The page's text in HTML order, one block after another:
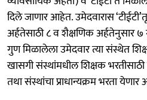
दिले जाणार आहेत. उमेदवारास
अर्हतेसाठी ८ व शैक्षणिक अर्हतेनुसार
गुण मिळालेला उमेदवार त्या संस्थेत
खासगी संस्थांमधील शिक्षक
तथा संस्थांचा प्राधान्यक्रम भरता